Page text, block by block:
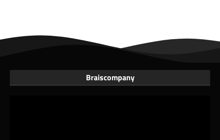
Braiscompany